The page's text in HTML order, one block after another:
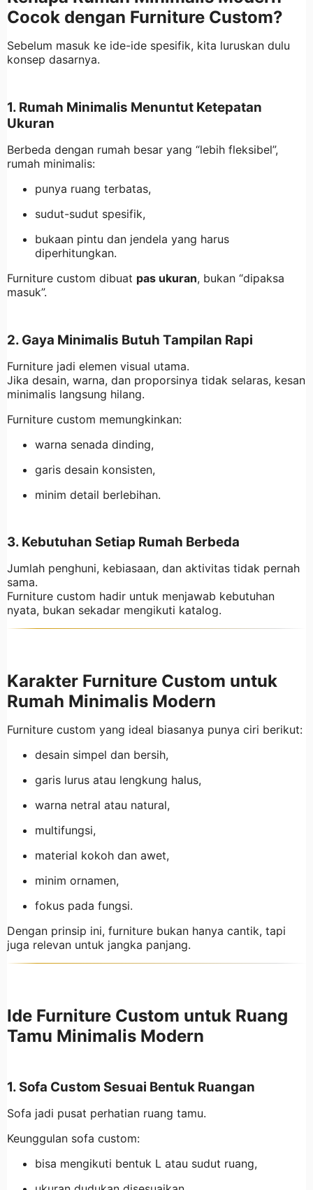
Cocok dengan Furniture Custom?
Sebelum masuk ke ide-ide spesifik, kita luruskan dulu
konsep dasarnya.
1. Rumah Minimalis Menuntut Ketepatan
Ukuran
Berbeda dengan rumah besar yang “lebih fleksibel”,
rumah minimalis:
punya ruang terbatas,
sudut-sudut spesifik,
bukaan pintu dan jendela yang harus
diperhitungkan.
Furniture custom dibuat pas ukuran, bukan “dipaksa
masuk”.
2. Gaya Minimalis Butuh Tampilan Rapi
Furniture jadi elemen visual utama.
Jika desain, warna, dan proporsinya tidak selaras, kesan
minimalis langsung hilang.
Furniture custom memungkinkan:
warna senada dinding,
garis desain konsisten,
minim detail berlebihan.
3. Kebutuhan Setiap Rumah Berbeda
Jumlah penghuni, kebiasaan, dan aktivitas tidak pernah
sama.
Furniture custom hadir untuk menjawab kebutuhan
nyata, bukan sekadar mengikuti katalog.
Karakter Furniture Custom untuk
Rumah Minimalis Modern
Furniture custom yang ideal biasanya punya ciri berikut:
desain simpel dan bersih,
garis lurus atau lengkung halus,
warna netral atau natural,
multifungsi,
material kokoh dan awet,
minim ornamen,
fokus pada fungsi.
Dengan prinsip ini, furniture bukan hanya cantik, tapi
juga relevan untuk jangka panjang.
Ide Furniture Custom untuk Ruang
Tamu Minimalis Modern
1. Sofa Custom Sesuai Bentuk Ruangan
Sofa jadi pusat perhatian ruang tamu.
Keunggulan sofa custom:
bisa mengikuti bentuk L atau sudut ruang,